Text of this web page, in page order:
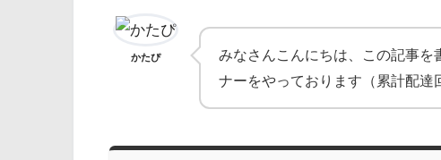
かたぴ みなさんこんにちは、この記事を
ナーをやっております（累計配達